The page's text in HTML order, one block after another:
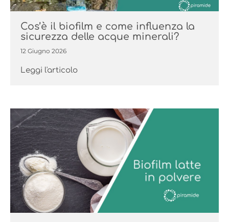
Cos’è il biofilm e come influenza la
sicurezza delle acque minerali?
12 Giugno 2026
Leggi l'articolo